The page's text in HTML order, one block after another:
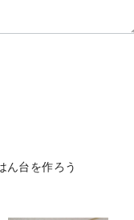
ん台を作ろう